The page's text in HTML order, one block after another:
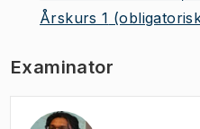
Årskurs 1
Examinator